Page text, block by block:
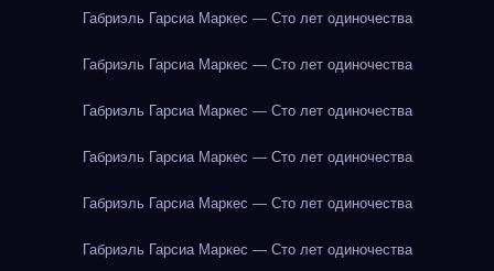
Габриэль Гарсиа Маркес — Сто лет одиночества
Габриэль Гарсиа Маркес — Сто лет одиночества
Габриэль Гарсиа Маркес — Сто лет одиночества
Габриэль Гарсиа Маркес — Сто лет одиночества
Габриэль Гарсиа Маркес — Сто лет одиночества
Габриэль Гарсиа Маркес — Сто лет одиночества